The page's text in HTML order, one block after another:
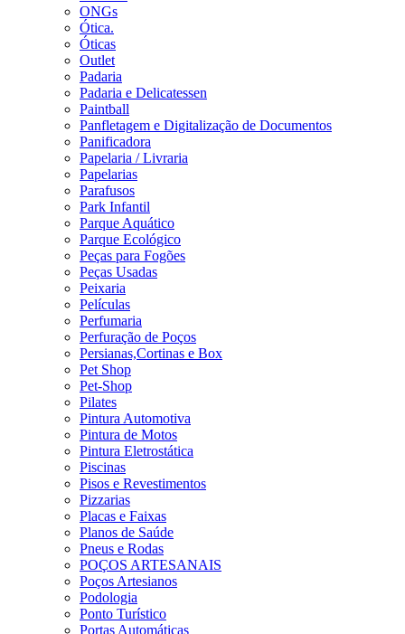
ONGs
Ótica.
Óticas
Outlet
Padaria
Padaria e Delicatessen
Paintball
Panfletagem e Digitalização de Documentos
Panificadora
Papelaria / Livraria
Papelarias
Parafusos
Park Infantil
Parque Aquático
Parque Ecológico
Peças para Fogões
Peças Usadas
Peixaria
Películas
Perfumaria
Perfuração de Poços
Persianas,Cortinas e Box
Pet Shop
Pet-Shop
Pilates
Pintura Automotiva
Pintura de Motos
Pintura Eletrostática
Piscinas
Pisos e Revestimentos
Pizzarias
Placas e Faixas
Planos de Saúde
Pneus e Rodas
POÇOS ARTESANAIS
Poços Artesianos
Podologia
Ponto Turístico
Portas Automáticas